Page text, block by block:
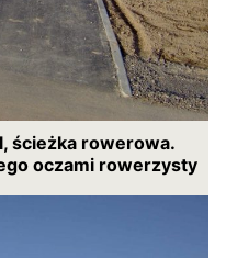
ścieżka rowerowa.
oczami rowerzysty